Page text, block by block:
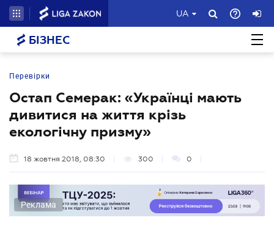
UA
БІЗНЕС
Перевірки
Остап Семерак: «Українці мають
дивитися на життя крізь
екологічну призму»
18 жовтня 2018, 08:30 300 0
Реклама